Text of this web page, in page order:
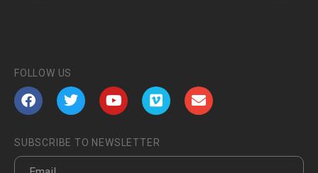
FOLLOW US
SUBSCRIBE TO NEWSLETTER